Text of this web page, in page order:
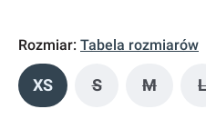
Rozmiar: Tabela rozmiarów
XS S(Ta opcja jest
M(Ta L